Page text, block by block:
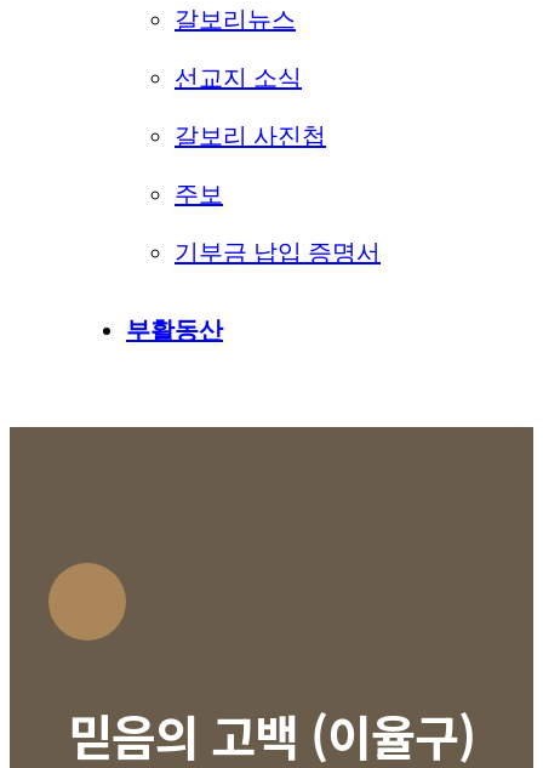
갈보리뉴스
선교지 소식
갈보리 사진첩
주보
기부금 납입 증명서
부활동산
믿음의 고백 (이율구)